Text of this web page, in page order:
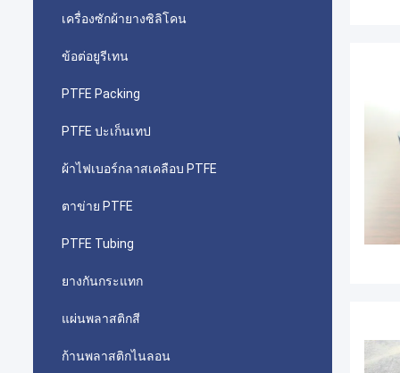
เครื่องซักผ้ายางซิลิโคน
ข้อต่อยูรีเทน
PTFE Packing
PTFE ปะเก็นเทป
ผ้าไฟเบอร์กลาสเคลือบ PTFE
ตาข่าย PTFE
PTFE Tubing
ยางกันกระแทก
แผ่นพลาสติกสี
ก้านพลาสติกไนลอน